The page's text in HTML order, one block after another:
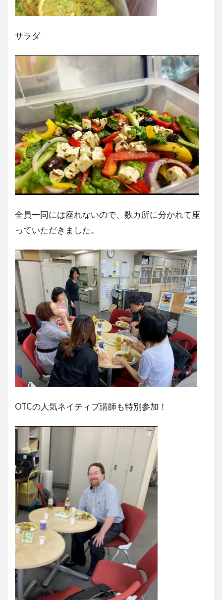
サラダ
全員一同には座れないので、数カ所に分かれて座
っていただきました。
OTCの人気ネイティブ講師も特別参加！